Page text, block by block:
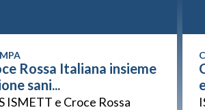
Rossa Italiana insieme
sani...
ISMETT e Croce Rossa